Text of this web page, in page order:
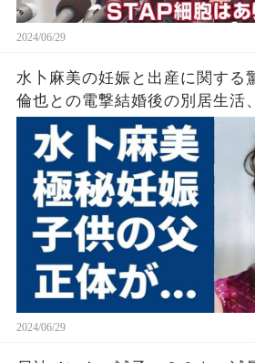
2024/06/29
水卜麻美の妊娠と出産に関する
倫也との電撃結婚後の別居生活
に対する言葉が見つからない
2024/06/29